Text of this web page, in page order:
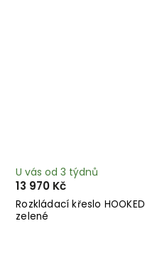
Rozkládací křeslo HOOKED
zelené
U vás od 3 týdnů
13 970 Kč